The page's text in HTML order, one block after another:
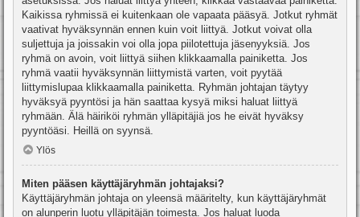
Kaikissa ryhmissä ei kuitenkaan ole vapaata pääsyä. Jotkut ryhmät
vaativat hyväksynnän ennen kuin voit liittyä. Jotkut voivat olla
suljettuja ja joissakin voi olla jopa piilotettuja jäsenyyksiä. Jos
ryhmä on avoin, voit liittyä siihen klikkaamalla painiketta. Jos
ryhmä vaatii hyväksynnän liittymistä varten, voit pyytää
liittymislupaa klikkaamalla painiketta. Ryhmän johtajan täytyy
hyväksyä pyyntösi ja hän saattaa kysyä miksi haluat liittyä
ryhmään. Älä häiriköi ryhmän ylläpitäjiä jos he eivät hyväksy
pyyntöäsi. Heillä on syynsä.
Ylös
Miten pääsen käyttäjäryhmän johtajaksi?
Käyttäjäryhmän johtaja on yleensä määritelty, kun käyttäjäryhmät
on alunperin luotu ylläpitäjän toimesta. Jos haluat luoda